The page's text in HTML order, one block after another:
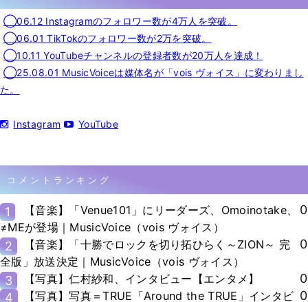
◯06.12 Instagramのフォロワー数が4万人を突破。
◯06.01 TikTokのフォロワー数が2万を突破。
◯10.11 YouTubeチャンネルの登録者数が20万人を達成！
◯25.08.01 MusicVoiceは媒体名が「vois ヴォイス」に変わりまし
た。
Instagram YouTube
コメントランキング
1
【音楽】「Venue101」にリーダーズ、Omoinotake、
≠MEが登場｜MusicVoice（vois ヴォイス）
0
2
【音楽】「十勝でロックを切り拓ひらく～ZION～ 完
全版」放送決定｜MusicVoice（vois ヴォイス）
0
3 【写真】仁村紗和、インタビュー【エンタメ】
0
4
【写真】写真＝TRUE「Around the TRUE」インタビ 0